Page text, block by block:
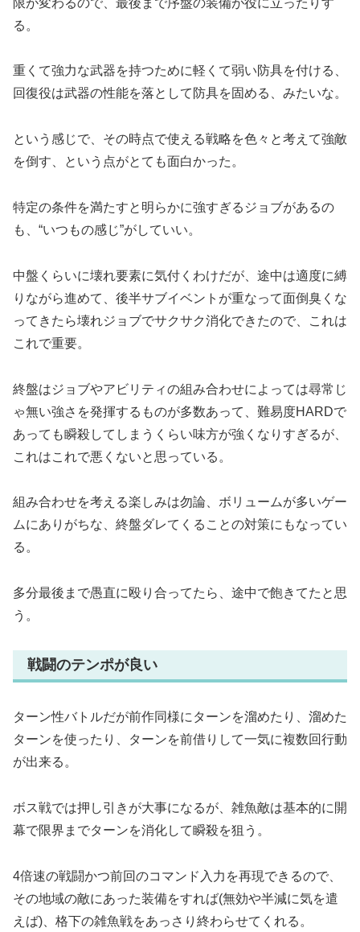
る。
重くて強力な武器を持つために軽くて弱い防具を付ける、
回復役は武器の性能を落として防具を固める、みたいな。
という感じで、その時点で使える戦略を色々と考えて強敵
を倒す、という点がとても面白かった。
特定の条件を満たすと明らかに強すぎるジョブがあるの
も、“いつもの感じ”がしていい。
中盤くらいに壊れ要素に気付くわけだが、途中は適度に縛
りながら進めて、後半サブイベントが重なって面倒臭くな
ってきたら壊れジョブでサクサク消化できたので、これは
これで重要。
終盤はジョブやアビリティの組み合わせによっては尋常じ
ゃ無い強さを発揮するものが多数あって、難易度HARDで
あっても瞬殺してしまうくらい味方が強くなりすぎるが、
これはこれで悪くないと思っている。
組み合わせを考える楽しみは勿論、ボリュームが多いゲー
ムにありがちな、終盤ダレてくることの対策にもなってい
る。
多分最後まで愚直に殴り合ってたら、途中で飽きてたと思
う。
戦闘のテンポが良い
ターン性バトルだが前作同様にターンを溜めたり、溜めた
ターンを使ったり、ターンを前借りして一気に複数回行動
が出来る。
ボス戦では押し引きが大事になるが、雑魚敵は基本的に開
幕で限界までターンを消化して瞬殺を狙う。
4倍速の戦闘かつ前回のコマンド入力を再現できるので、
その地域の敵にあった装備をすれば(無効や半減に気を遣
えば)、格下の雑魚戦をあっさり終わらせてくれる。